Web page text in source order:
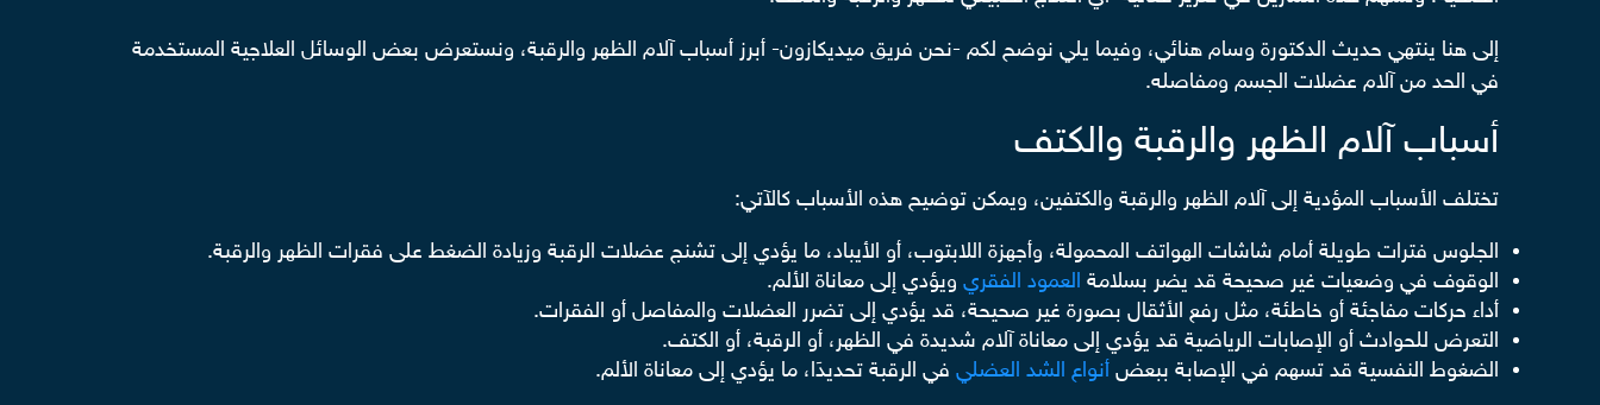
إلى هنا ينتهي حديث الدكتورة وسام هنائي، وفيما يلي نوضح لكم -نحن فريق ميديكازون- أبرز أسباب آلام الظهر والرقبة، ونستعرض بعض الوسائل العلاجية المستخدمة
في الحد من آلام عضلات الجسم ومفاصله.
أسباب آلام الظهر والرقبة والكتف
تختلف الأسباب المؤدية إلى آلام الظهر والرقبة والكتفين، ويمكن توضيح هذه الأسباب كالآتي:
الجلوس فترات طويلة أمام شاشات الهواتف المحمولة، وأجهزة اللابتوب، أو الأيباد، ما يؤدي إلى تشنج عضلات الرقبة وزيادة الضغط على فقرات الظهر والرقبة.
الوقوف في وضعيات غير صحيحة قد يضر بسلامة العمود الفقريويؤدي إلى معاناة الألم.
أداء حركات مفاجئة أو خاطئة، مثل رفع الأثقال بصورة غير صحيحة، قد يؤدي إلى تضرر العضلات والمفاصل أو الفقرات.
التعرض للحوادث أو الإصابات الرياضية قد يؤدي إلى معاناة آلام شديدة في الظهر، أو الرقبة، أو الكتف.
الضغوط النفسية قد تسهم في الإصابة ببعض أنواع الشد العضليفي الرقبة تحديدَا، ما يؤدي إلى معاناة الألم.